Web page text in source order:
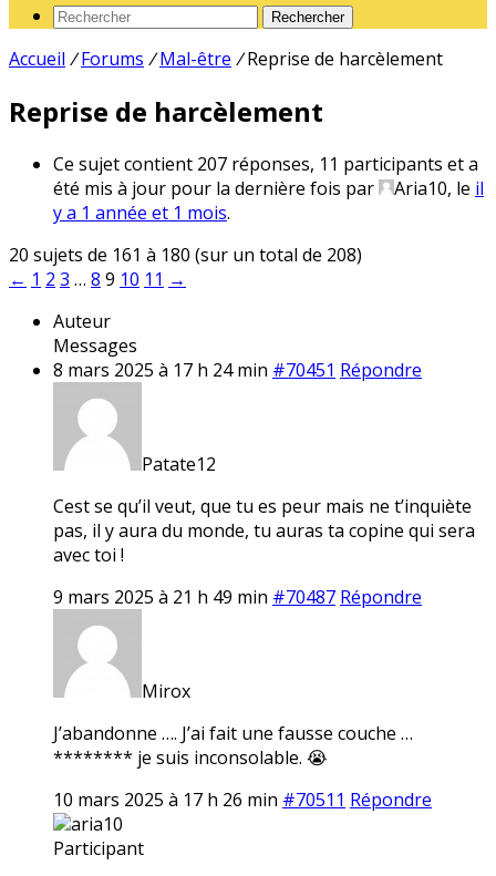
Rechercher
Accueil / Forums / Mal-être / Reprise de harcèlement
Reprise de harcèlement
Ce sujet contient 207 réponses, 11 participants et a
été mis à jour pour la dernière fois par
Aria10, le il
y a 1 année et 1 mois.
20 sujets de 161 à 180 (sur un total de 208)
← 1 2 3 … 8 9 10 11 →
Auteur
Messages
8 mars 2025 à 17 h 24 min #70451 Répondre
Patate12
Cest se qu’il veut, que tu es peur mais ne t’inquiète
pas, il y aura du monde, tu auras ta copine qui sera
avec toi !
9 mars 2025 à 21 h 49 min #70487 Répondre
Mirox
J’abandonne …. J’ai fait une fausse couche …
******** je suis inconsolable. 😭
10 mars 2025 à 17 h 26 min #70511 Répondre
aria10
Participant